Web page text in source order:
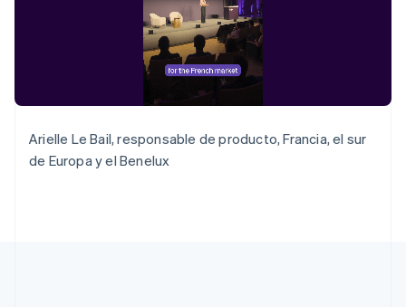
Arielle Le Bail, responsable de producto, Francia, el sur
de Europa y el Benelux
English
RAE de Hong Kong, China
República Checa
Rumania
English